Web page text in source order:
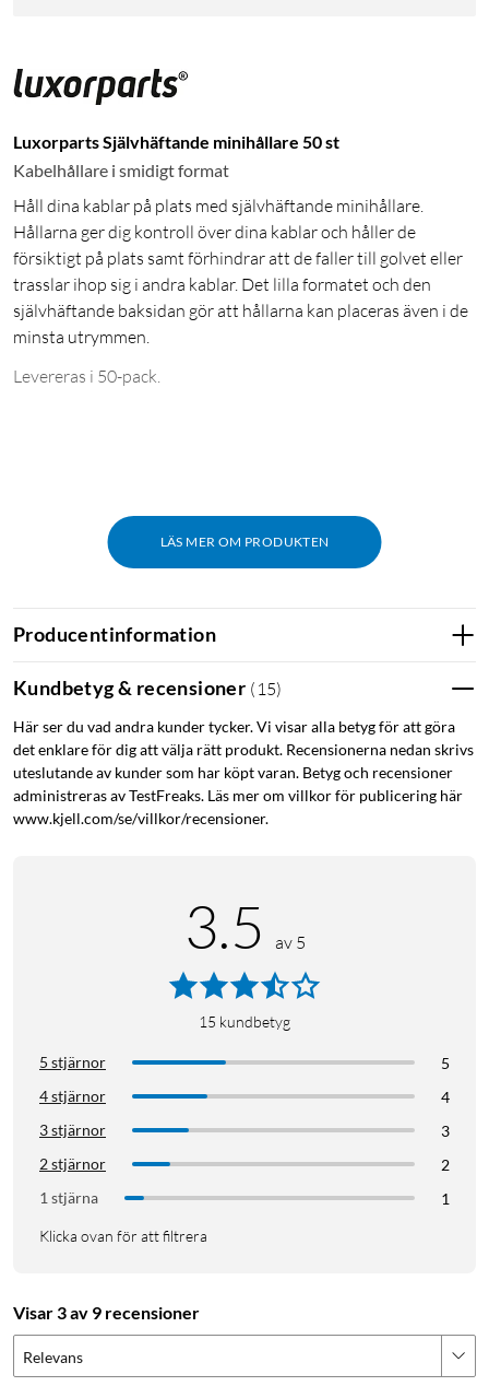
Luxorparts Självhäftande minihållare 50 st
Kabelhållare i smidigt format
Håll dina kablar på plats med självhäftande minihållare.
Hållarna ger dig kontroll över dina kablar och håller de
försiktigt på plats samt förhindrar att de faller till golvet eller
trasslar ihop sig i andra kablar. Det lilla formatet och den
självhäftande baksidan gör att hållarna kan placeras även i de
minsta utrymmen.
LÄS MER OM PRODUKTEN
Levereras i 50-pack.
Producentinformation
Kundbetyg & recensioner ( 15)
Här ser du vad andra kunder tycker. Vi visar alla betyg för att göra
det enklare för dig att välja rätt produkt. Recensionerna nedan skrivs
uteslutande av kunder som har köpt varan. Betyg och recensioner
administreras av TestFreaks. Läs mer om villkor för publicering här
www.kjell.com/se/villkor/recensioner.
3.5 av 5
15 kundbetyg
5 stjärnor
5
4 stjärnor
4
3 stjärnor
3
2 stjärnor
2
1 stjärna
1
Klicka ovan för att filtrera
Visar 3 av 9 recensioner
Relevans